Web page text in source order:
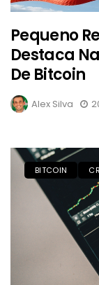
Pequeno
Destaca
De Bitcoin
Alex Silva
BITCOIN